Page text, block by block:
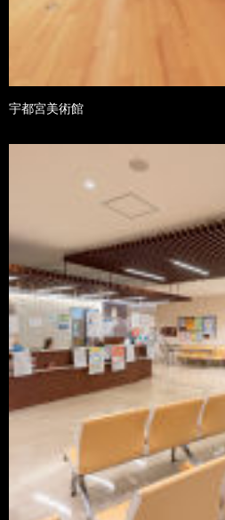
宇都宮美術館